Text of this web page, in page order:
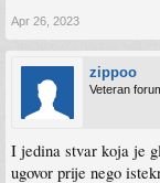
Apr 26, 2023
zippoo
Veteran
I jedina stvar koja je
ugovor prije nego